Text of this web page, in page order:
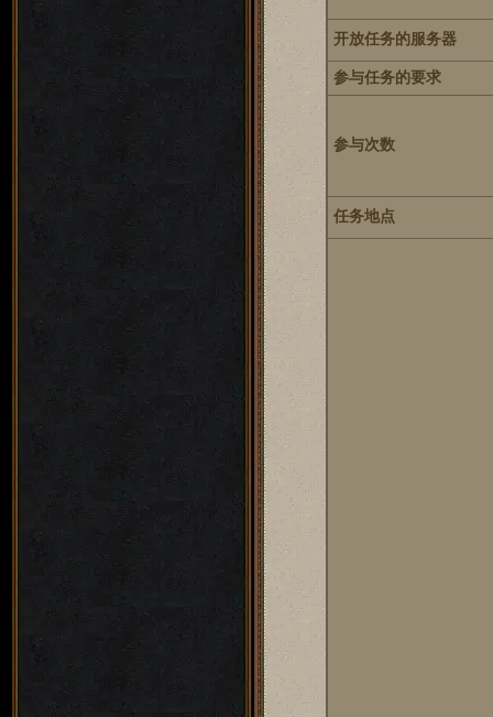
开放任务的服务器
参与任务的要求
参与次数
任务地点